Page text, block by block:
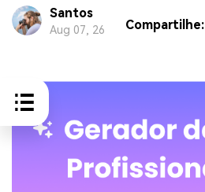
Santos
Aug 07, 26 Compartilhe: